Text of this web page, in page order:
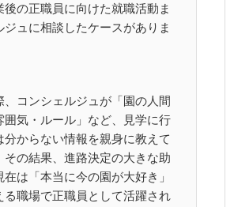
後の正職員に向けた就職活動ま
ジュに相談したケースがありま
、コンシェルジュが「園の人間
囲気・ルール」など、見学に行
分からない情報を親身に教えて
その結果、進路決定の大きな助
は「本当に今の園が大好き」
る職場で正職員として活躍され